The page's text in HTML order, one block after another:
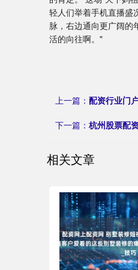
轻人们举着手机直播
脉，右边通向更广阔的
活的向往啊。"
上一篇： 配资行业门
下一篇： 杭州股票配
相关文章